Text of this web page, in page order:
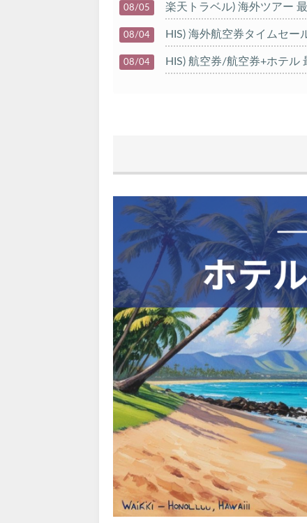
08/05 楽天トラベル) 海外ツアー
08/04 HIS) 海外航空券タイムセー
08/04 HIS) 航空券/航空券+ホテル
08/01 Trip.com) 海外航空券
07/27 Trip.com) タイ旅行 最大
07/30 Trip.com) ホテル 1,500円
07/30 楽天トラベル) 海外ツアー
07/30 Trip.com) 航空券 1,500円
07/27 Trip.com) NY/ロンドン/タ
07/27 Trip.com) タイ航空券
07/25 楽天トラベル) 海外ツアー
07/25 Trip.com) 海外航空券(アジ
07/24 HIS) 海外航空券 3,000円
07/24 HIS) アイスランドツアー
07/23 Trip.com) 海外航空券 最大
07/23 Trip.com) 航空券＋ホテル